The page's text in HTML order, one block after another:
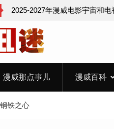
2025-2027年漫威电影宇宙和
漫威那点事儿 漫威百科
钢铁之心